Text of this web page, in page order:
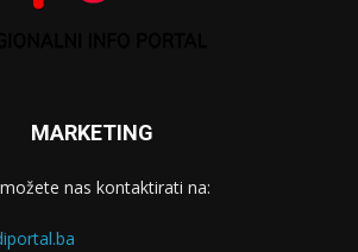
MARKETING
nas kontaktirati na: